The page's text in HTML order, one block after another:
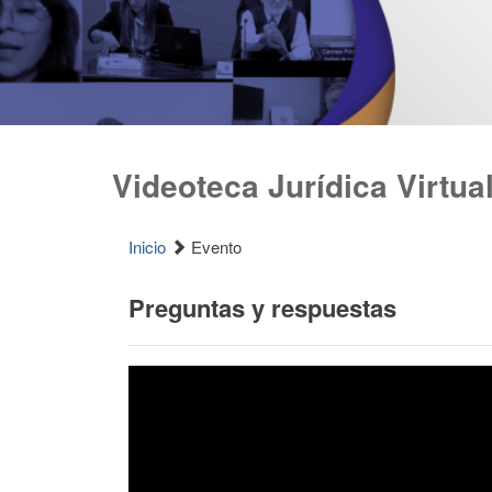
Videoteca Jurídica
Inicio Evento
Preguntas y respuestas